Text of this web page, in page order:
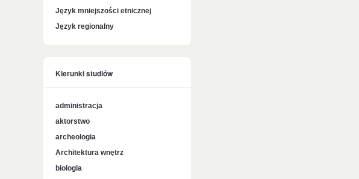
Język mniejszości etnicznej
Język regionalny
Kierunki studiów
administracja
aktorstwo
archeologia
Architektura wnętrz
biologia